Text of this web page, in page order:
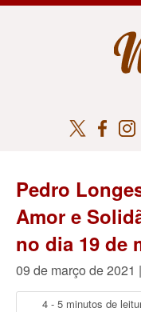
Pedro
Amor e
no dia 19 de
09 de março de 2021 |
4 - 5 minutos de